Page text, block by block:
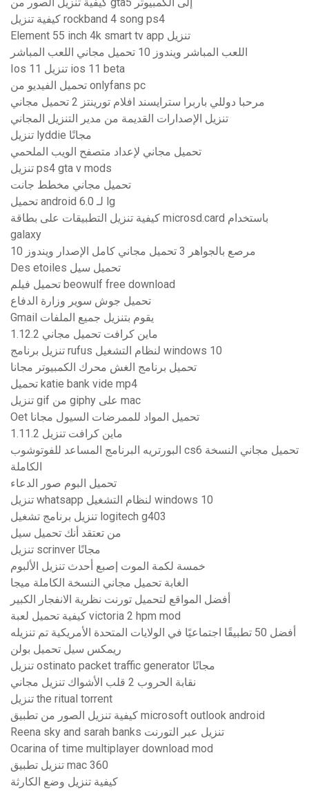
كيفية تنزيل الصور من gta5 إلى الكمبيوتر
كيفية تنزيل rockband 4 song ps4
Element 55 inch 4k smart tv app تنزيل
اللعب المباشر ويندوز 10 تحميل مجاني اللعب المباشر
Ios 11 تنزيل ios 11 beta
تحميل الفيديو من onlyfans pc
مرحبا دوللي باربرا سترايسند افلام تورينتز 2 تحميل مجاني
تنزيل الإصدارات القديمة من مدير التنزيل المجاني
تنزيل lyddie مجانًا
تحميل مجاني لإعداد متصفح الويب الملحمي
تنزيل ps4 gta v mods
تحميل مجاني مخطط جانت
تحميل android 6.0 لـ lg
كيفية تنزيل التطبيقات على بطاقة microsd.card باستخدام
galaxy
مرصع بالجواهر 3 تحميل مجاني كامل الإصدار ويندوز 10
Des etoiles تحميل سيل
تحميل فيلم beowulf free download
تحميل جوش سوير وزارة الدفاع
Gmail يقوم بتنزيل جميع الملفات
1.12.2 ماين كرافت تحميل مجاني
تنزيل برنامج rufus لنظام التشغيل windows 10
تحميل برنامج الغش محرك الكمبيوتر مجانا
تحميل katie bank vide mp4
تنزيل gif من giphy على mac
Oet تحميل المواد للممرضات السيول مجانا
1.11.2 ماين كرافت تنزيل
البورتريه البرنامج المساعد للفوتوشوب cs6 تحميل مجاني النسخة
الكاملة
تحميل البوم صور الدعاء
تنزيل whatsapp لنظام التشغيل windows 10
تنزيل برنامج تشغيل logitech g403
من تعتقد أنك تحميل سيل
تنزيل scrinver مجانًا
خمسة لكمة الموت إصبع أحدث تنزيل الألبوم
الغابة تحميل مجاني النسخة الكاملة ميجا
أفضل المواقع لتحميل تورنت نظرية الانفجار الكبير
كيفية تحميل لعبة victoria 2 hpm mod
أفضل 50 تطبيقًا اجتماعيًا في الولايات المتحدة الأمريكية تم تنزيله
ريمكس سيل تحميل بولن
تنزيل ostinato packet traffic generator مجانًا
نقابة الحروب 2 قلب الأشواك تنزيل مجاني
تنزيل the ritual torrent
كيفية تنزيل الصور من تطبيق microsoft outlook android
Reena sky and sarah banks تنزيل عبر التورنت
Ocarina of time multiplayer download mod
تنزيل تطبيق mac 360
كيفية تنزيل وضع الكارثة